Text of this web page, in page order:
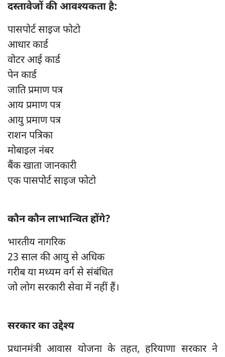
दस्तावेजों की आवश्यकता है:
पासपोर्ट साइज फोटो
आधार कार्ड
वोटर आई कार्ड
पेन कार्ड
जाति प्रमाण पत्र
आय प्रमाण पत्र
आयु प्रमाण पत्र
राशन पत्रिका
मोबाइल नंबर
बैंक खाता जानकारी
एक पासपोर्ट साइज फोटो
कौन कौन लाभान्वित होंगे?
भारतीय नागरिक
23 साल की आयु से अधिक
गरीब या मध्यम वर्ग से संबंधित
जो लोग सरकारी सेवा में नहीं हैं।
सरकार का उद्देश्य
प्रधानमंत्री आवास योजना के तहत, हरियाणा सरकार ने